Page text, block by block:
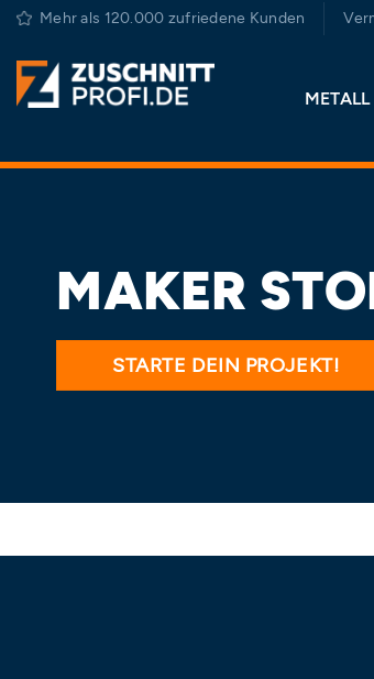
Zum
springen
Mehr als 120.000 zufriedene Kunden
METALL
MAKER
STARTE DEIN PROJEKT!